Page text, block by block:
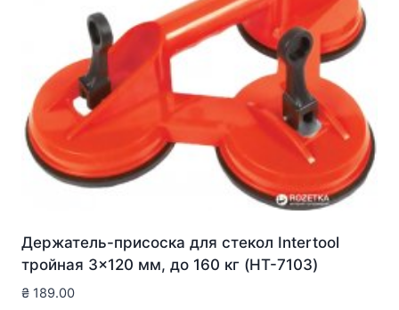
Держатель-присоска для стекол Intertool
тройная 3×120 мм, до 160 кг (HT-7103)
₴ 189.00